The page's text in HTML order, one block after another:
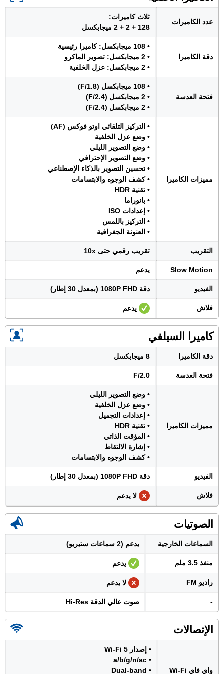
عدد الكاميرات
ثلاث كاميرات:
128 + 2 + 2 ميجابكسل
دقة الكاميرا
• 108 ميجابكسل: كاميرا رئيسية
• 2 ميجابكسل: تصوير الماكرو
• 2 ميجابكسل: عزل الخلفية
فتحة العدسة
• 108 ميجابكسل (F/1.8)
• 2 ميجابكسل (F/2.4)
• 2 ميجابكسل (F/2.4)
مميزات الكاميرا
• التركيز التلقائي اوتو فوكس (AF)
• وضع عزل الخلفية
• وضع التصوير الليلي
• وضع التصوير الإحترافي
• تحسين التصوير بالذكاء الإصطناعي
• كشف الوجوه والابتسامات
• تقنية HDR
• بانوراما
• إعدادات ISO
• التركيز باللمس
• العنونة الجغرافية
التقريب تقريب رقمي حتى 10x
Slow Motion يدعم
الفيديو دقة 1080P FHD (بمعدل 30 إطار)
فلاش يدعم
كاميرا السيلفي
دقة الكاميرا 8 ميجابكسل
فتحة العدسة F/2.0
مميزات الكاميرا
• وضع التصوير الليلي
• وضع عزل الخلفية
• إعدادات التجميل
• تقنية HDR
• المؤقت الذاتي
• إشارة الالتقاط
• كشف الوجوه والابتسامات
الفيديو دقة 1080P FHD (بمعدل 30 إطار)
فلاش لا يدعم
الصوتيات
السماعات الخارجية يدعم (2 سماعات ستيريو)
منفذ 3.5 ملم يدعم
راديو FM لا يدعم
- صوت عالي الدقة Hi-Res
الإتصالات
واي فاي Wi-Fi
• إصدار Wi-Fi 5
• a/b/g/n/ac
• Dual-band